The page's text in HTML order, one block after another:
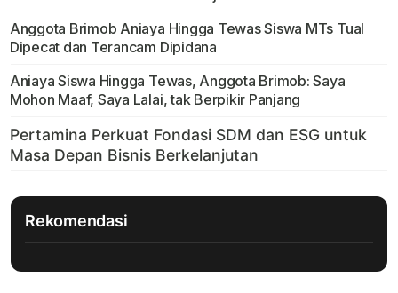
Anggota Brimob Aniaya Hingga Tewas Siswa MTs Tual
Dipecat dan Terancam Dipidana
Aniaya Siswa Hingga Tewas, Anggota Brimob: Saya
Mohon Maaf, Saya Lalai, tak Berpikir Panjang
Rekomendasi